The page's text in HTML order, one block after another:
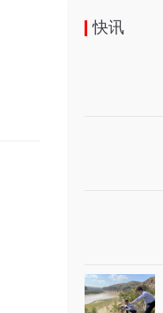
快讯